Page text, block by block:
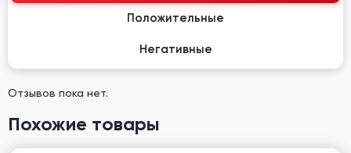
Положительные
Негативные
Отзывов пока нет.
Похожие товары